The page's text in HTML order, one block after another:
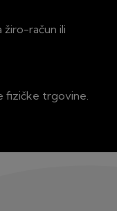
račun ili
fizičke trgovine.